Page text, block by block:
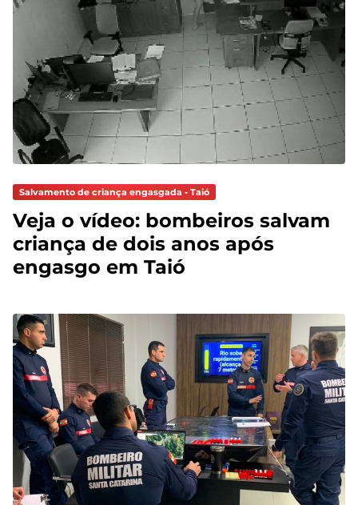
Salvamento de criança engasgada - Taió
Veja o vídeo: bombeiros salvam
criança de dois anos após
engasgo em Taió